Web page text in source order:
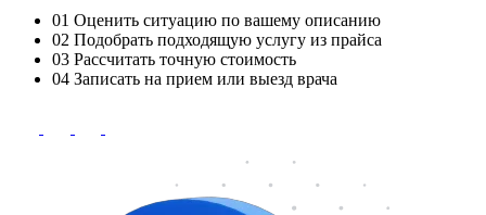
01 Оценить ситуацию по вашему описанию
02 Подобрать подходящую услугу из прайса
03 Рассчитать точную стоимость
04 Записать на прием или выезд врача